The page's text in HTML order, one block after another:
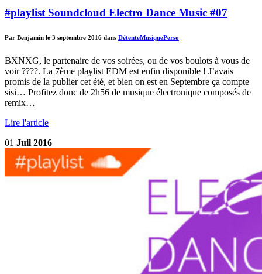
#playlist Soundcloud Electro Dance Music #07
Par Benjamin le 3 septembre 2016 dans DétenteMusiquePerso
BXNXG, le partenaire de vos soirées, ou de vos boulots à vous de
voir ????. La 7ème playlist EDM est enfin disponible ! J’avais
promis de la publier cet été, et bien on est en Septembre ça compte
sisi… Profitez donc de 2h56 de musique électronique composés de
remix…
Lire l'article
01 Juil 2016